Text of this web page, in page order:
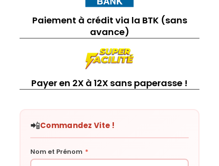
Paiement à crédit via la BTK (sans
avance)
Payer en 2X à 12X sans paperasse !
📲Commandez Vite !
Nom et Prénom *